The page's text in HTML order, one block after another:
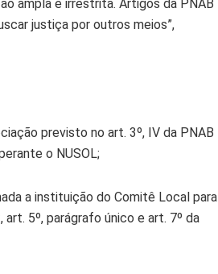
ampla e irrestrita. Artigos da PNAB
justiça por outros meios”,
previsto no art. 3º, IV da PNAB
o NUSOL;
a instituição do Comitê Local para
5º, parágrafo único e art. 7º da